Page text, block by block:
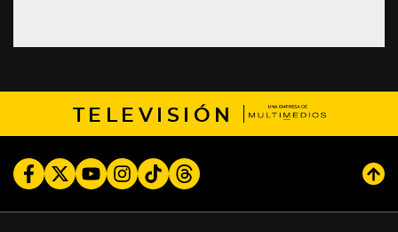
TELEVISIÓN
FacebookTwitterYoutubeInstagram
TikTokThreads